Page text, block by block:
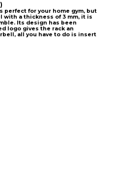
perfect for your home gym, but
with a thickness of 3 mm, it is
Its design has been
logo gives the rack an
all you have to do is insert